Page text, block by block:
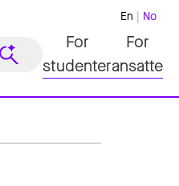
En No
For
studenter
For
ansatte